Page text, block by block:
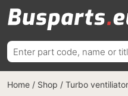
Ieškoti:
Home / Shop / Turbo